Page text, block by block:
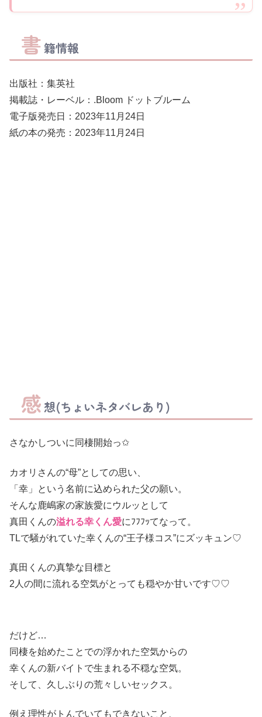
書籍情報
出版社：集英社
掲載誌・レーベル：.Bloom ドットブルーム
電子版発売日：2023年11月24日
紙の本の発売：2023年11月24日
感想(ちょいネタバレあり)
さなかしついに同棲開始っ✩
カオリさんの“母”としての思い、
「幸」という名前に込められた父の願い。
そんな鹿嶋家の家族愛にウルッとして
真田くんの溢れる幸くん愛にﾌﾌﾌｯてなって。
TLで騒がれていた幸くんの“王子様コス”にズッキュン♡
真田くんの真摯な目標と
2人の間に流れる空気がとっても穏やか甘いです♡♡
だけど…
同棲を始めたことでの浮かれた空気からの
幸くんの新バイトで生まれる不穏な空気。
そして、久しぶりの荒々しいセックス。
例え理性がトんでいてもできないこと、